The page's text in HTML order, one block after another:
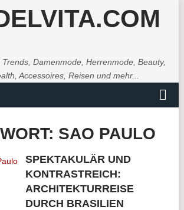
Damenmode, Herrenmode, Beauty,
Accessoires, Reisen und mehr...
SAO PAULO
SPEKTAKULÄR UND
KONTRASTREICH:
ARCHITEKTURREISE
DURCH BRASILIEN